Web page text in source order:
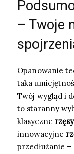
– Twoje
Opanowanie
taka
Twój wygląd i
to staranny
klasyczne
innowacyjne
przedłużanie